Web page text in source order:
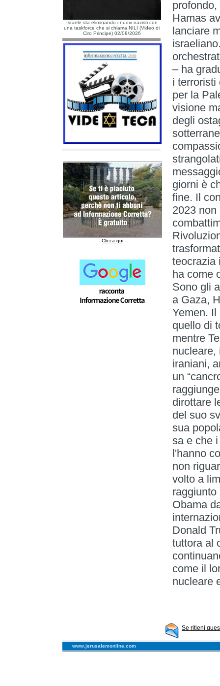
Israele sta eliminando i nuovi nazisti con
una taskforce che si chiama NILI (Video di
Ciro Principe) 02/08/2026
Clicca qui
Hamas
lanciare
– ha
i terroristi
per la
visione
degli
giorni è
fine. Il
2023
teocrazia
ha come
Sono gli
a Gaza,
Yemen.
quello di
mentre
nucleare,
iraniani,
un
dirottare
del suo
sua
sa e che
l'hanno
non
volto a
Obama
Donald
tuttora al
come il
nucleare
Se ritieni
www.jerusalemonline.com